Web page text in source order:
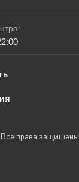
права защищены.